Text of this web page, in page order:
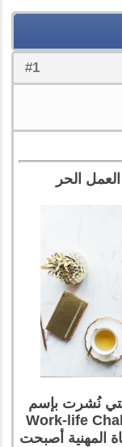
#
1
الحر
نُشرت بإسم
Work-life
المهنية أصبحت